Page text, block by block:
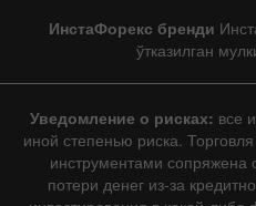
ИнстаФорекс бренди
ўтказилган
Уведомление о рисках: все
иной степенью риска.
инструментами сопряжена
потери денег из-за